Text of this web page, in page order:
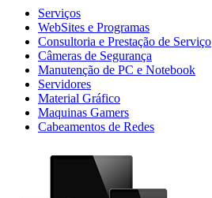
Serviços
WebSites e Programas
Consultoria e Prestação de Serviço
Câmeras de Segurança
Manutenção de PC e Notebook
Servidores
Material Gráfico
Maquinas Gamers
Cabeamentos de Redes